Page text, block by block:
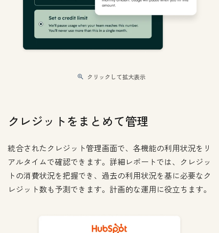
クリックして拡大表示
クレジットをまとめて管理
統合されたクレジット管理画面で、各機能の利用状況をリ
アルタイムで確認できます。詳細レポートでは、クレジッ
トの消費状況を把握でき、過去の利用状況を基に必要なク
レジット数も予測できます。計画的な運用に役立ちます。